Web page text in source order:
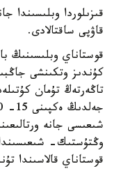
قىزىلوردا وبلىسىندا
قاۋپى ساقتالادى.
قوستاناي وبلىسىنىڭ
كۇندىز وتكىنشى
تاڭەرتەڭ تۇمان
شىعىسى جانە
وڭتۇستىك-
قوستاناي قالاسىندا